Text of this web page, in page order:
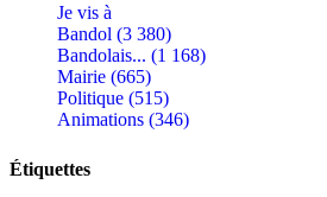
Je vis à
Bandol (3 380)
Bandolais... (1 168)
Mairie (665)
Politique (515)
Animations (346)
Étiquettes